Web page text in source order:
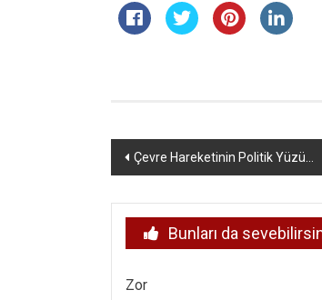
Yazı
Çevre Hareketinin Politik Yüzü…
Bunları da
Zor